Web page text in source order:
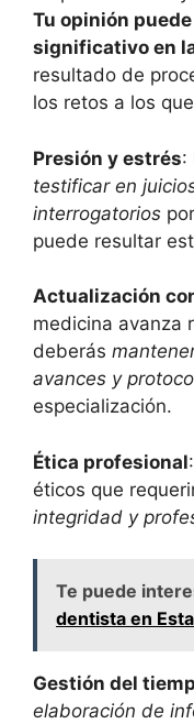
Tu opinión
significativo en
resultado de
los retos a los
Presión y estrés:
testificar en
interrogatorios
puede resultar
Actualización
medicina avanza
deberás
avances y
especialización.
Ética profesional
éticos que
integridad y
Te puede
dentista en
Gestión del
elaboración de